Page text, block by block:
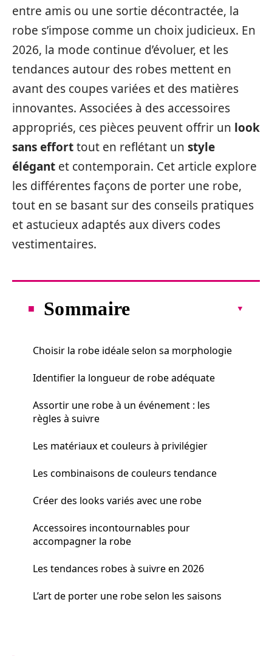
entre amis ou une sortie décontractée, la
robe s’impose comme un choix judicieux. En
2026, la mode continue d’évoluer, et les
tendances autour des robes mettent en
avant des coupes variées et des matières
innovantes. Associées à des accessoires
appropriés, ces pièces peuvent offrir un look
sans efforttout en reflétant un style
élégant et contemporain. Cet article explore
les différentes façons de porter une robe,
tout en se basant sur des conseils pratiques
et astucieux adaptés aux divers codes
vestimentaires.
Sommaire
Choisir la robe idéale selon sa morphologie
Identifier la longueur de robe adéquate
Assortir une robe à un événement : les
règles à suivre
Les matériaux et couleurs à privilégier
Les combinaisons de couleurs tendance
Créer des looks variés avec une robe
Accessoires incontournables pour
accompagner la robe
Les tendances robes à suivre en 2026
L’art de porter une robe selon les saisons